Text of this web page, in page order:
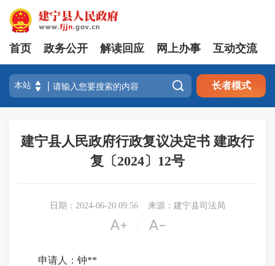
首页 政务公开 解读回应 网上办事 互动交流
 长者模式
建宁县人民政府行政复议决定书 建政行
复〔2024〕12号
日期：2024-06-20 09:56 来源：建宁县司法局
 
申请人：钟**